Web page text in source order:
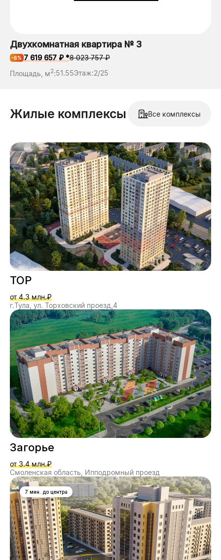
Двухкомнатная квартира № 3
-6% 7 619 657 ₽ *8 023 757 ₽
Площадь, м2:51.55Этаж:2/25
Жилые комплексы Все комплексы
ТОР
от 4.3 млн.₽
г.Тула, ул. Торховский проезд,4
Загорье
от 3.4 млн.₽
Смоленская область, Ипподромный проезд
7 мин. до центра